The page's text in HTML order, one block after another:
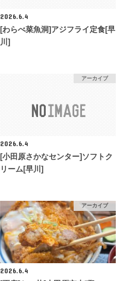
2026.6.4
[わらべ菜魚洞]アジフライ定食[早
川]
アーカイブ
2026.6.4
[小田原さかなセンター]ソフトク
リーム[早川]
アーカイブ
2026.6.4